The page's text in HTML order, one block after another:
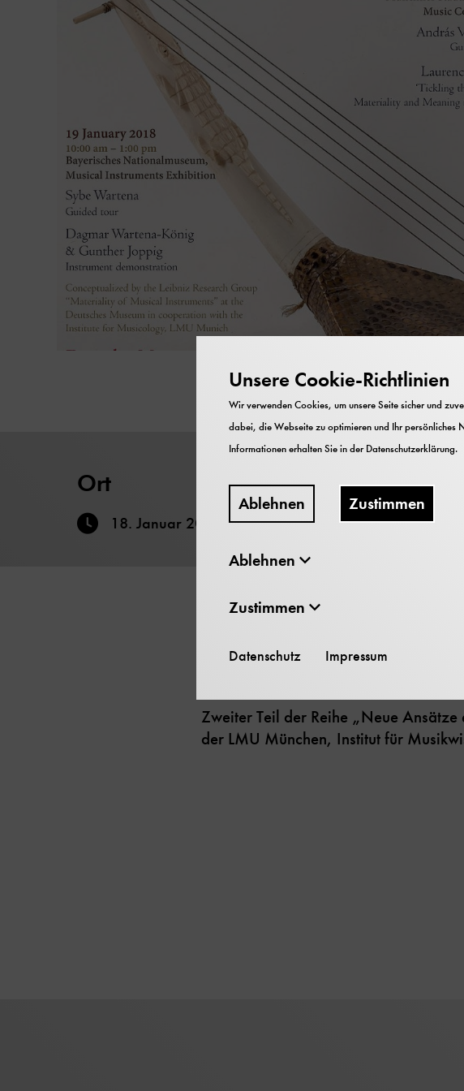
Ort
18. Januar 2018 bis19. Januar 2018
Münchner Stadtmuseum und
Zweiter Teil der Reihe „Neue
der LMU München, Institut für
Unsere Cookie-Richtlinien
Wir verwenden Cookies, um unsere Seite sicher und
dabei, die Webseite zu optimieren und Ihr persönliches
Informationen erhalten Sie in derDatenschutzerklärung.
Ablehnen Zustimmen
Ablehnen
Zustimmen
Datenschutz Impressum